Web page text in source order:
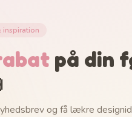
inspiration
på din
og få lækre